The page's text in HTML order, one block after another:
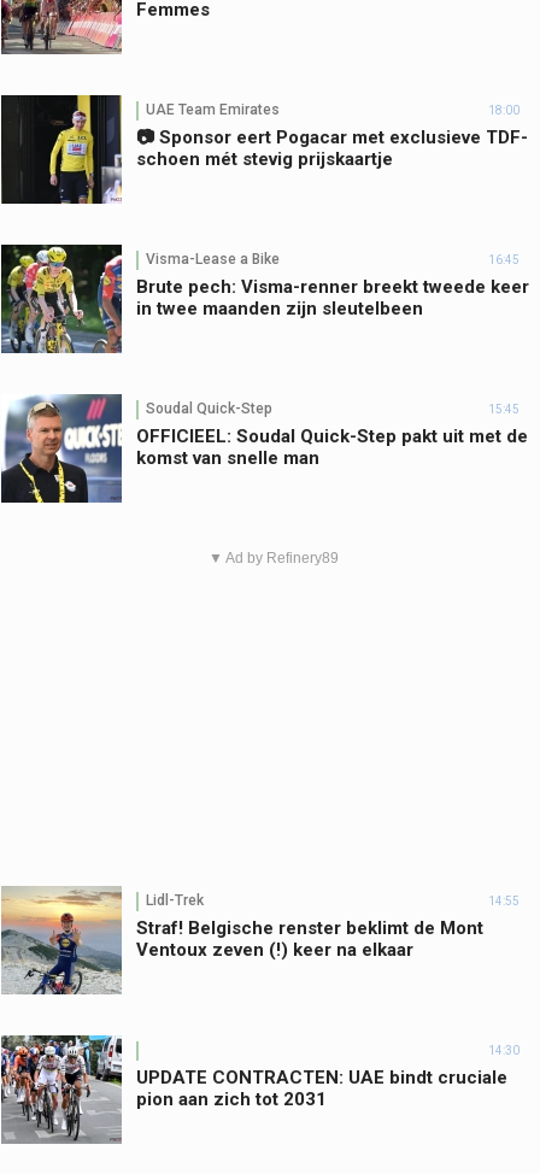
Femmes
UAE Team Emirates 18:00
📷 Sponsor eert Pogacar met exclusieve TDF-
schoen mét stevig prijskaartje
Visma-Lease a Bike 16:45
Brute pech: Visma-renner breekt tweede keer
in twee maanden zijn sleutelbeen
Soudal Quick-Step 15:45
OFFICIEEL: Soudal Quick-Step pakt uit met de
komst van snelle man
▼ Ad by Refinery89
Lidl-Trek 14:55
Straf! Belgische renster beklimt de Mont
Ventoux zeven (!) keer na elkaar
14:30
UPDATE CONTRACTEN: UAE bindt cruciale
pion aan zich tot 2031